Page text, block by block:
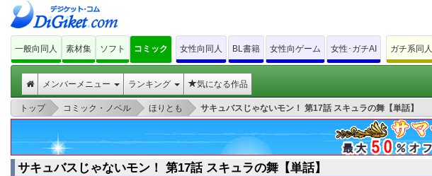
一般向同人 素材集 ソフト コミック 女性向同人 BL書籍 女性向ゲーム 女性･ガチAI ガチ系同人
メンバーメニュー ランキング 気になる作品
トップ > コミック・ノベル > ほりとも > サキュバスじゃないモン！ 第17話 スキュラの舞【単話】
サキュバスじゃないモン！ 第17話 スキュラの舞【単話】